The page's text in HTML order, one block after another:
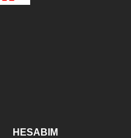
HESABIM